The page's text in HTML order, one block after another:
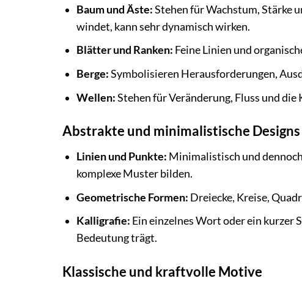
Baum und Äste:Stehen für Wachstum, Stärke
windet, kann sehr dynamisch wirken.
Blätter und Ranken: Feine Linien und
Berge:Symbolisieren Herausforderungen,
Wellen:Stehen für Veränderung, Fluss und die
Abstrakte und minimalistische Designs
Linien und Punkte: Minimalistisch und
komplexe Muster bilden.
Geometrische Formen: Dreiecke, Kreise,
Kalligrafie: Ein einzelnes Wort oder ein kurzer
Bedeutung trägt.
Klassische und kraftvolle Motive